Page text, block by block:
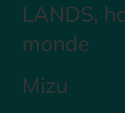
LANDS,
monde
Mizu